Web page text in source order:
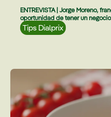
ENTREVISTA | Jorge Moreno,
oportunidad de tener un
Tips Dialprix